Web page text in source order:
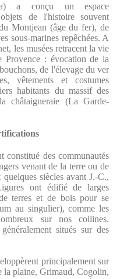
a conçu un espace
de l'histoire souvent
Montjean (âge du fer), de
sous-marines repêchées. A
les musées retracent la vie
Provence : évocation de la
de l'élevage du ver
vêtements et costumes
habitants du massif des
châtaigneraie (La Garde-
constitué des communautés
venant de la terre ou de
siècles avant J.-C.,
ont édifié de larges
terres et de bois pour se
au singulier), comme les
sur nos collines.
situés sur des
principalement sur
la plaine, Grimaud, Cogolin,